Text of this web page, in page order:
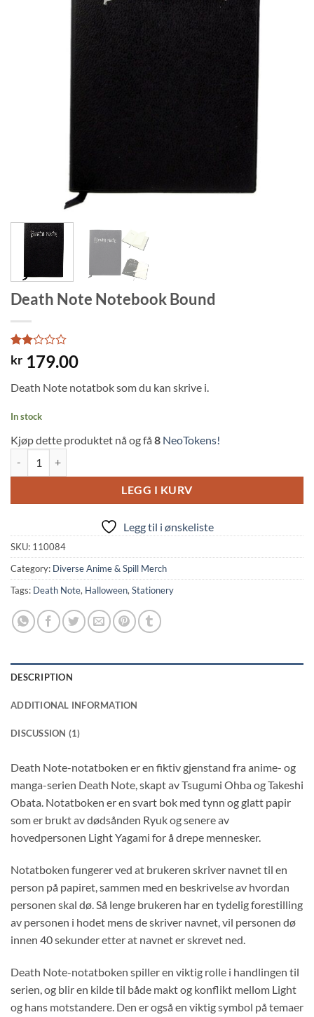
Death Note Notebook Bound
Rated
2
of 5
on
1
customer
rating
kr 179.00
Death Note notatbok som du kan skrive i.
In stock
Kjøp dette produktet nå og få 8 NeoTokens!
LEGG I KURV
Legg til i ønskeliste
SKU: 110084
Category: Diverse Anime & Spill Merch
Tags: Death Note, Halloween,Stationery
DESCRIPTION
ADDITIONAL INFORMATION
DISCUSSION (1)
Death Note-notatboken er en fiktiv gjenstand fra anime- og
manga-serien Death Note, skapt av Tsugumi Ohba og Takeshi
Obata. Notatboken er en svart bok med tynn og glatt papir
som er brukt av dødsånden Ryuk og senere av
hovedpersonen Light Yagami for å drepe mennesker.
Notatboken fungerer ved at brukeren skriver navnet til en
person på papiret, sammen med en beskrivelse av hvordan
personen skal dø. Så lenge brukeren har en tydelig forestilling
av personen i hodet mens de skriver navnet, vil personen dø
innen 40 sekunder etter at navnet er skrevet ned.
Death Note-notatboken spiller en viktig rolle i handlingen til
serien, og blir en kilde til både makt og konflikt mellom Light
og hans motstandere. Den er også en viktig symbol på temaer